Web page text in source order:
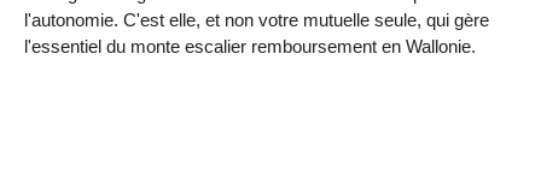
l'autonomie. C'est elle, et non votre mutuelle seule, qui gère
l'essentiel du monte escalier remboursement en Wallonie.